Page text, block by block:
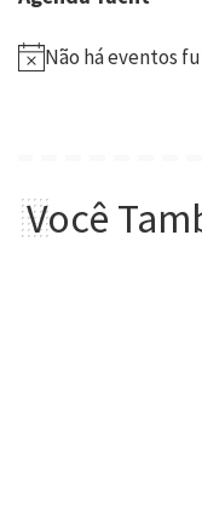
Não há eventos
Você